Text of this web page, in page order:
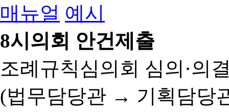
매뉴얼 예시
8시의회 안건제출
조례규칙심의회 심의·의
(법무담당관 → 기획담당